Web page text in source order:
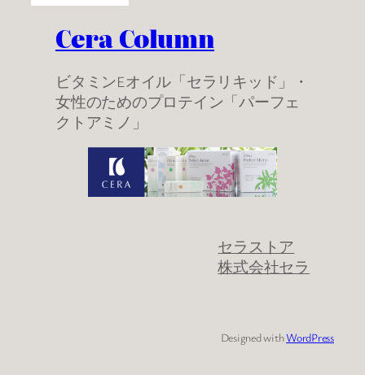
Cera Column
ビタミンEオイル「セラリキッド」・
女性のためのプロテイン「パーフェ
クトアミノ」
セラストア
株式会社セラ
Designed withWordPress